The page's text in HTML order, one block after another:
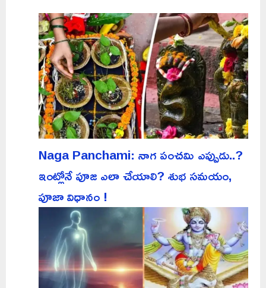
Naga Panchami: నాగ పంచమి ఎప్పుడు..?
ఇంట్లోనే పూజ ఎలా చేయాలి? శుభ సమయం,
పూజా విధానం !